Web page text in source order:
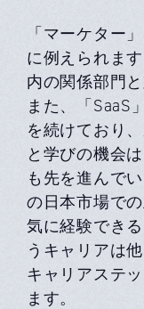
「マーケター
に例えられま
内の関係部⾨
また、「SaaS
を続けており
と学びの機会
も先を進んで
の⽇本市場で
気に経験でき
うキャリアは
キャリアステ
ます。